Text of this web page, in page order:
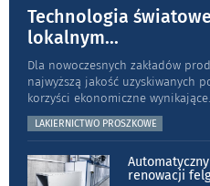
Technologia
lokalnym...
Dla nowoczesnych zakładów
najwyższą jakość uzyskiwanych
korzyści ekonomiczne wynikające
LAKIERNICTWO PROSZKOWE
renowacji